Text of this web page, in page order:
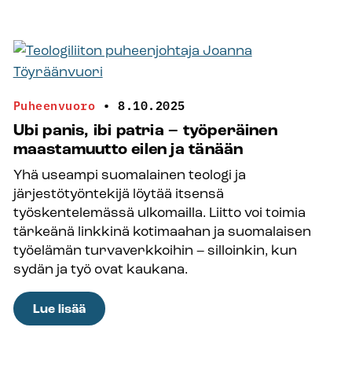
tätä
työtä”
Torniolainen
suunnannäyttäjä
Katja
Konttajärvi
sai
vuoden
2025
Saaga-
palkinnon
Puheenvuoro • 8.10.2025
Ubi panis, ibi patria – työperäinen
maastamuutto eilen ja tänään
Yhä useampi suomalainen teologi ja
järjestötyöntekijä löytää itsensä
työskentelemässä ulkomailla. Liitto voi toimia
tärkeänä linkkinä kotimaahan ja suomalaisen
työelämän turvaverkkoihin – silloinkin, kun
sydän ja työ ovat kaukana.
Lue lisää:
Ubi